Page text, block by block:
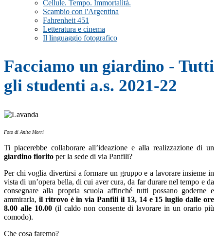
Cellule. Tempo. Immortalità.
Scambio con l'Argentina
Fahrenheit 451
Letteratura e cinema
Il linguaggio fotografico
Facciamo un giardino - Tutti
gli studenti a.s. 2021-22
Foto di Anita Morri
Ti piacerebbe collaborare all’ideazione e alla realizzazione di un
giardino fiorito per la sede di via Panfili?
Per chi voglia divertirsi a formare un gruppo e a lavorare insieme in
vista di un’opera bella, di cui aver cura, da far durare nel tempo e da
consegnare alla propria scuola affinché tutti possano goderne e
ammirarla, il ritrovo èin via Panfili il 13, 14 e 15 luglio dalle ore
8.00 alle 10.00 (il caldo non consente di lavorare in un orario più
comodo).
Che cosa faremo?